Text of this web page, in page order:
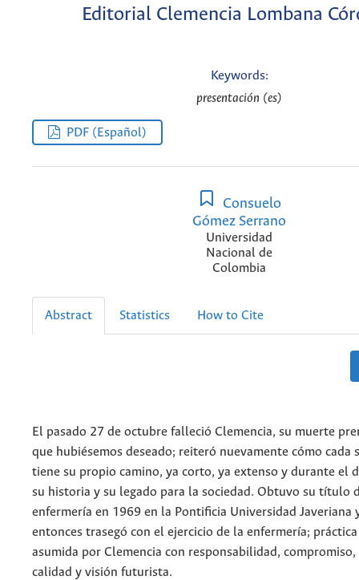
Editorial Clemencia Lombana
Keywords:
presentación (es)
PDF (Español)
Consuelo
Gómez Serrano
Universidad
Nacional de
Colombia
Abstract Statistics How to Cite
El pasado 27 de octubre falleció Clemencia, su muerte
que hubiésemos deseado; reiteró nuevamente cómo cada
tiene su propio camino, ya corto, ya extenso y durante el
su historia y su legado para la sociedad. Obtuvo su título
enfermería en 1969 en la Pontificia Universidad Javeriana
entonces trasegó con el ejercicio de la enfermería;
asumida por Clemencia con responsabilidad, compromiso,
calidad y visión futurista.